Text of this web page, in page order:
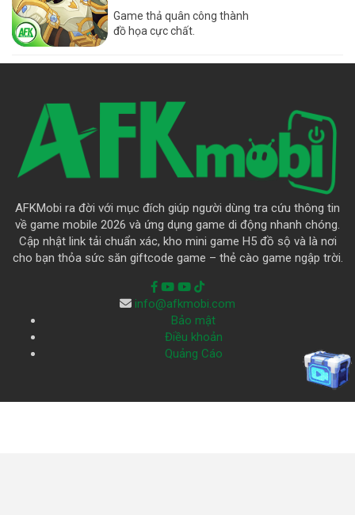
Game thả quân công thành
đồ họa cực chất.
AFKMobi ra đời với mục đích giúp người dùng tra cứu thông tin
về game mobile 2026 và ứng dụng game di động nhanh chóng.
Cập nhật link tải chuẩn xác, kho mini game H5 đồ sộ và là nơi
cho bạn thỏa sức săn giftcode game – thẻ cào game ngập trời.
info@afkmobi.com
Bảo mật
Điều khoản
Quảng Cáo